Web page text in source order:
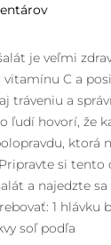
je veľmi
vitamínu C a
tráveniu a
ľudí hovorí, že
ktorá
si tento
a najedzte
1 hlávku
soľ podľa